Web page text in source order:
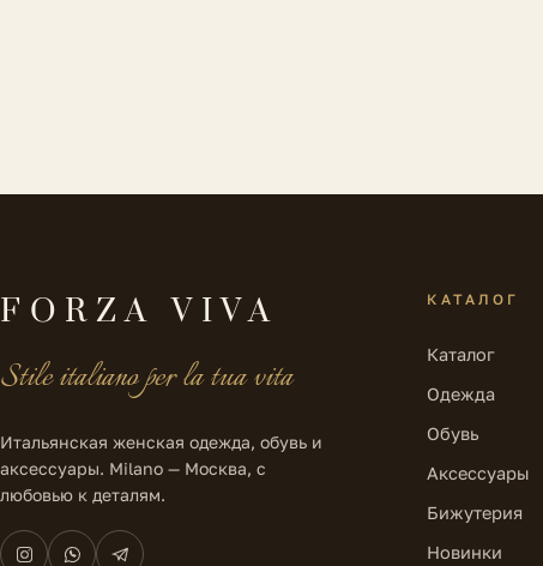
FORZA VIVA
Stile italiano per la tua vita
Итальянская женская одежда, обувь и
аксессуары. Milano — Москва, с
любовью к деталям.
КАТАЛОГ
Каталог
Одежда
Обувь
Аксессуары
Бижутерия
Новинки